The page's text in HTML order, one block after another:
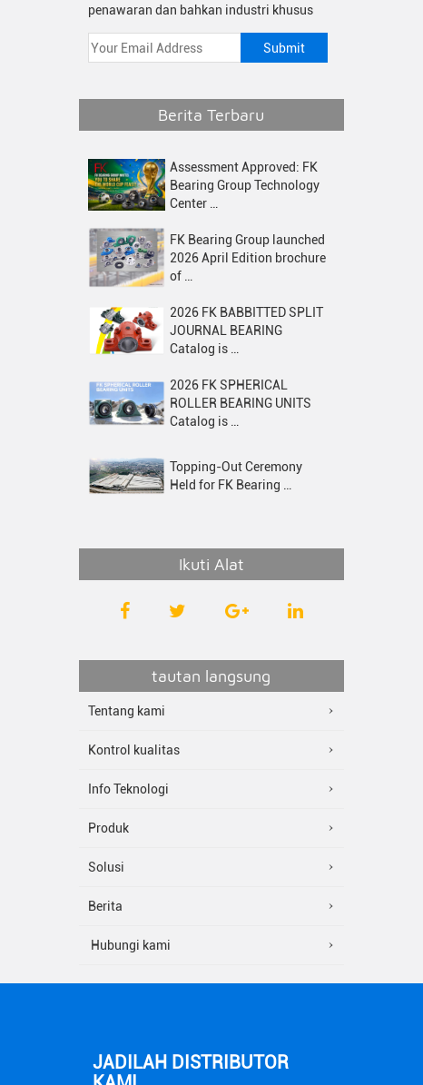
penawaran dan bahkan industri khusus
Berita Terbaru
Assessment Approved: FK
Bearing Group Technology
Center …
FK Bearing Group launched
2026 April Edition brochure
of …
2026 FK BABBITTED SPLIT
JOURNAL BEARING
Catalog is …
2026 FK SPHERICAL
ROLLER BEARING UNITS
Catalog is …
Topping-Out Ceremony
Held for FK Bearing …
Ikuti Alat
tautan langsung
Tentang kami
Kontrol kualitas
Info Teknologi
Produk
Solusi
Berita
Hubungi kami
JADILAH DISTRIBUTOR